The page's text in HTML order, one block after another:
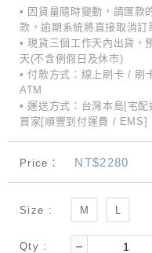
• 因貨量隨時變動，請匯款
款，逾期系統將直接取消訂
• 現貨三個工作天內出貨，
天(不含例假日及休市)
• 付款方式：線上刷卡 / 刷
ATM
• 運送方式：台灣本島[宅
買家[順豐到付運費 / EMS]
Price： NT$2280
Size : M L
Qty :